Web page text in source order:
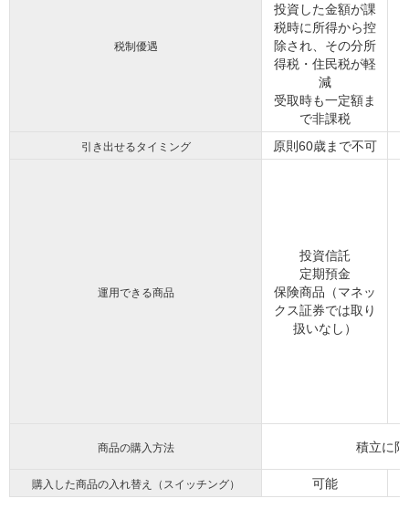
税制優遇
投資した金額が課
税時に所得から控
除され、その分所
得税・住民税が軽
減
受取時も一定額ま
で非課税
引き出せるタイミング 原則60歳まで不可
運用できる商品
投資信託
定期預金
保険商品（マネッ
クス証券では取り
扱いなし）
商品の購入方法 積立に
購入した商品の入れ替え（スイッチング） 可能